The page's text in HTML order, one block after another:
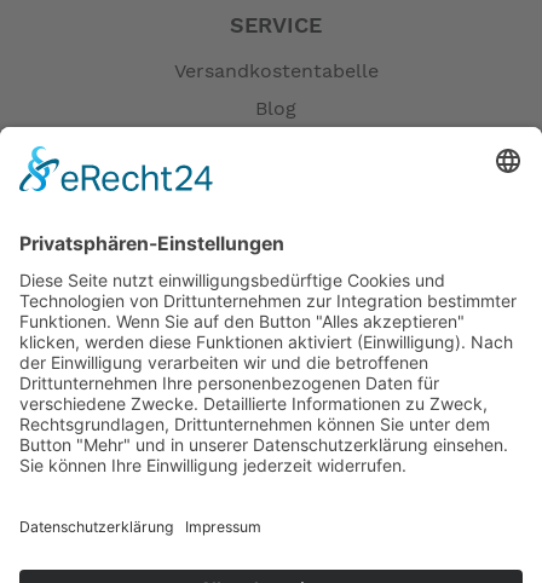
SERVICE
Versandkostentabelle
Blog
Öffnungszeiten
Versandpartner
Verfügbarkeiten
Zahlung und Versand
Datenschutz
Fernabsatz
Widerrufsrecht bei Reparatur